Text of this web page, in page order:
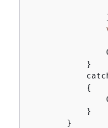
            }
{
            }
        }